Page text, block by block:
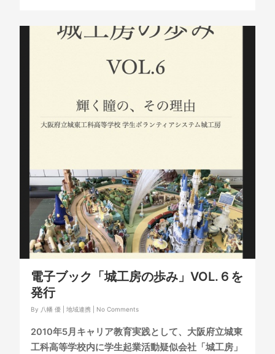
電子ブック「城工房の歩み」VOL.６を
発行
By 八幡 優 地域連携 No Comments
2010年5月キャリア教育実践として、大阪府立城東
工科高等学校内に学生起業活動疑似会社「城工房」